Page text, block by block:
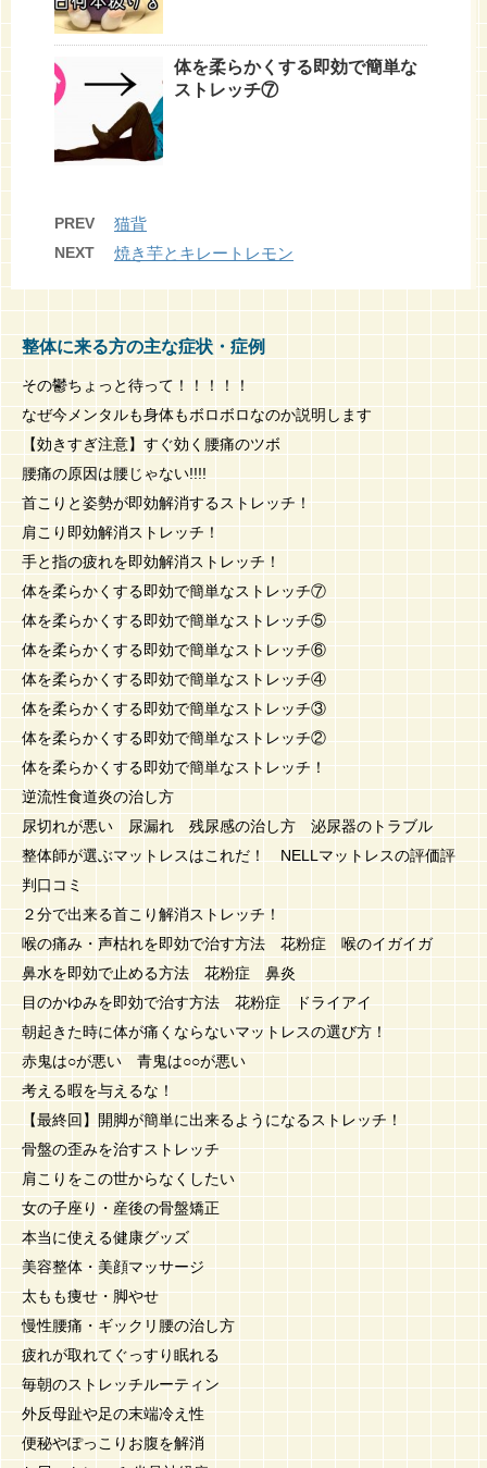
体を柔らかくする即効で簡単な
ストレッチ⑦
PREV 猫背
NEXT 焼き芋とキレートレモン
整体に来る方の主な症状・症例
その鬱ちょっと待って！！！！！
なぜ今メンタルも身体もボロボロなのか説明します
【効きすぎ注意】すぐ効く腰痛のツボ
腰痛の原因は腰じゃない!!!!
首こりと姿勢が即効解消するストレッチ！
肩こり即効解消ストレッチ！
手と指の疲れを即効解消ストレッチ！
体を柔らかくする即効で簡単なストレッチ⑦
体を柔らかくする即効で簡単なストレッチ⑤
体を柔らかくする即効で簡単なストレッチ⑥
体を柔らかくする即効で簡単なストレッチ④
体を柔らかくする即効で簡単なストレッチ③
体を柔らかくする即効で簡単なストレッチ②
体を柔らかくする即効で簡単なストレッチ！
逆流性食道炎の治し方
尿切れが悪い 尿漏れ 残尿感の治し方 泌尿器のトラブル
整体師が選ぶマットレスはこれだ！ NELLマットレスの評価評
判口コミ
２分で出来る首こり解消ストレッチ！
喉の痛み・声枯れを即効で治す方法 花粉症 喉のイガイガ
鼻水を即効で止める方法 花粉症 鼻炎
目のかゆみを即効で治す方法 花粉症 ドライアイ
朝起きた時に体が痛くならないマットレスの選び方！
赤鬼は○が悪い 青鬼は○○が悪い
考える暇を与えるな！
【最終回】開脚が簡単に出来るようになるストレッチ！
骨盤の歪みを治すストレッチ
肩こりをこの世からなくしたい
女の子座り・産後の骨盤矯正
本当に使える健康グッズ
美容整体・美顔マッサージ
太もも痩せ・脚やせ
慢性腰痛・ギックリ腰の治し方
疲れが取れてぐっすり眠れる
毎朝のストレッチルーティン
外反母趾や足の末端冷え性
便秘やぽっこりお腹を解消